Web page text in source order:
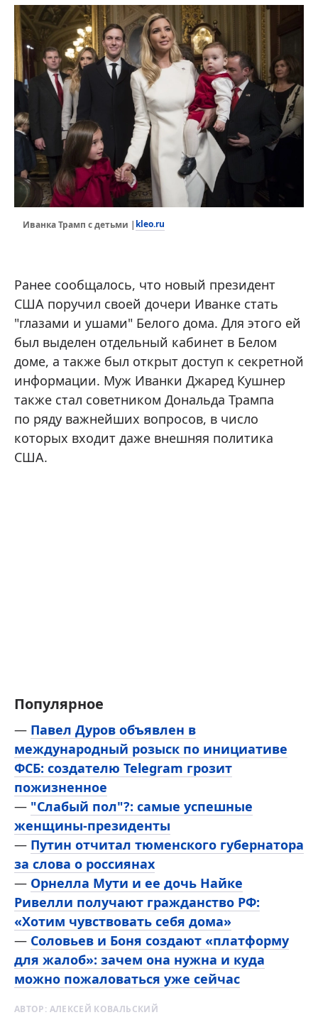
Иванка Трамп с детьми | kleo.ru
Ранее сообщалось, что новый президент
США поручил своей дочери Иванке стать
"глазами и ушами" Белого дома. Для этого ей
был выделен отдельный кабинет в Белом
доме, а также был открыт доступ к секретной
информации. Муж Иванки Джаред Кушнер
также стал советником Дональда Трампа
по ряду важнейших вопросов, в число
которых входит даже внешняя политика
США.
Популярное
— Павел Дуров объявлен в
международный розыск по инициативе
ФСБ: создателю Telegram грозит
пожизненное
— "Слабый пол"?: самые успешные
женщины-президенты
— Путин отчитал тюменского губернатора
за слова о россиянах
— Орнелла Мути и ее дочь Найке
Ривелли получают гражданство РФ:
«Хотим чувствовать себя дома»
— Соловьев и Боня создают «платформу
для жалоб»: зачем она нужна и куда
можно пожаловаться уже сейчас
АВТОР: АЛЕКСЕЙ КОВАЛЬСКИЙ